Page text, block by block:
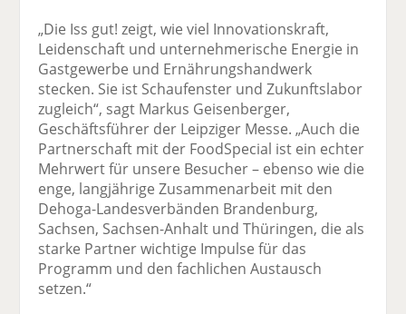
„Die Iss gut! zeigt, wie viel Innovationskraft,
Leidenschaft und unternehmerische Energie in
Gastgewerbe und Ernährungshandwerk
stecken. Sie ist Schaufenster und Zukunftslabor
zugleich“, sagt Markus Geisenberger,
Geschäftsführer der Leipziger Messe. „Auch die
Partnerschaft mit der FoodSpecial ist ein echter
Mehrwert für unsere Besucher – ebenso wie die
enge, langjährige Zusammenarbeit mit den
Dehoga-Landesverbänden Brandenburg,
Sachsen, Sachsen-Anhalt und Thüringen, die als
starke Partner wichtige Impulse für das
Programm und den fachlichen Austausch
setzen.“